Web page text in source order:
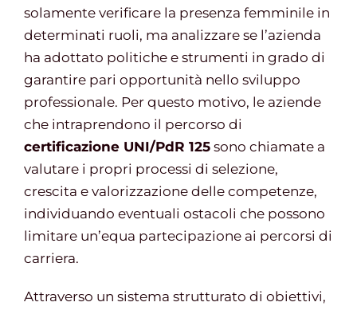
solamente verificare la presenza femminile in
determinati ruoli, ma analizzare se l’azienda
ha adottato politiche e strumenti in grado di
garantire pari opportunità nello sviluppo
professionale. Per questo motivo, le aziende
che intraprendono il percorso di
certificazione UNI/PdR 125 sono chiamate a
valutare i propri processi di selezione,
crescita e valorizzazione delle competenze,
individuando eventuali ostacoli che possono
limitare un’equa partecipazione ai percorsi di
carriera.
Attraverso un sistema strutturato di obiettivi,